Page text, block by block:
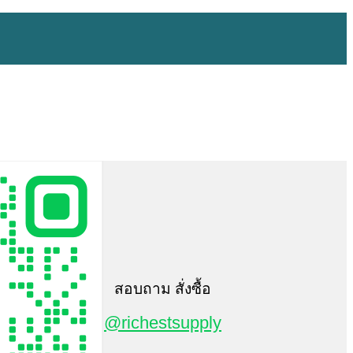
สอบถาม สั่งซื้อ
@richestsupply